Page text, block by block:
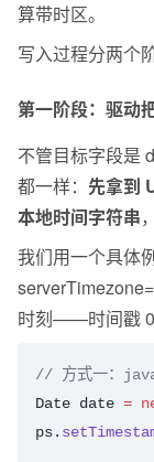
算带时区。
写入过程分两个
第一阶段：驱动
不管目标字段是
都一样： 先拿到
本地时间字符串
我们用一个具体
时刻——时间戳 0
// 方式一：
Date date =
ps.